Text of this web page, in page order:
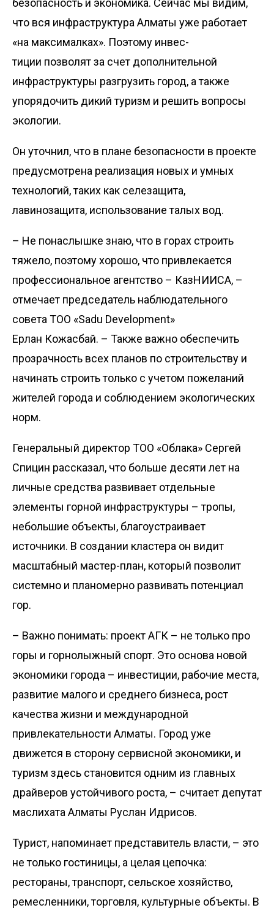
что вся инфраструктура Алматы уже работает
«на максималках». Поэтому инвес­
тиции позволят за счет дополнительной
инфраструктуры разгрузить город, а также
упорядочить дикий туризм и решить вопросы
экологии.
Он уточнил, что в плане безо­пасности в проекте
предусмотрена реализация новых и умных
технологий, таких как селезащита,
лавинозащита, использование талых вод.
– Не понаслышке знаю, что в горах строить
тяжело, поэтому хорошо, что привлекается
профессиональное агентство – КазНИИСА, –
отмечает председатель наблюдательного
совета ТОО «Sadu Development»
Ерлан Кожасбай. – Также важно обеспечить
прозрачность всех планов по строительству и
начинать строить только с учетом пожеланий
жителей города и соблюдением экологических
норм.
Генеральный директор ТОО «Облака» Сергей
Спицин рассказал, что больше десяти лет на
личные средства развивает отдельные
элементы горной инфраструктуры – тропы,
небольшие объекты, благоустраи­вает
источники. В создании кластера он видит
масштабный мастер-план, который позволит
системно и планомерно развивать потенциал
гор.
– Важно понимать: проект АГК – не только про
горы и горнолыжный спорт. Это основа новой
экономики города – инвес­тиции, рабочие места,
развитие малого и среднего бизнеса, рост
качества жизни и международной
привлекательности Алматы. Город уже
движется в сторону сервисной экономики, и
туризм здесь становится одним из главных
драйверов устойчивого рос­та, – считает депутат
маслихата Алматы Руслан Идрисов.
Турист, напоминает представитель власти, – это
не только гостиницы, а целая цепочка:
рестораны, транспорт, сельское хозяйство,
ремесленники, торговля, культурные объекты. В